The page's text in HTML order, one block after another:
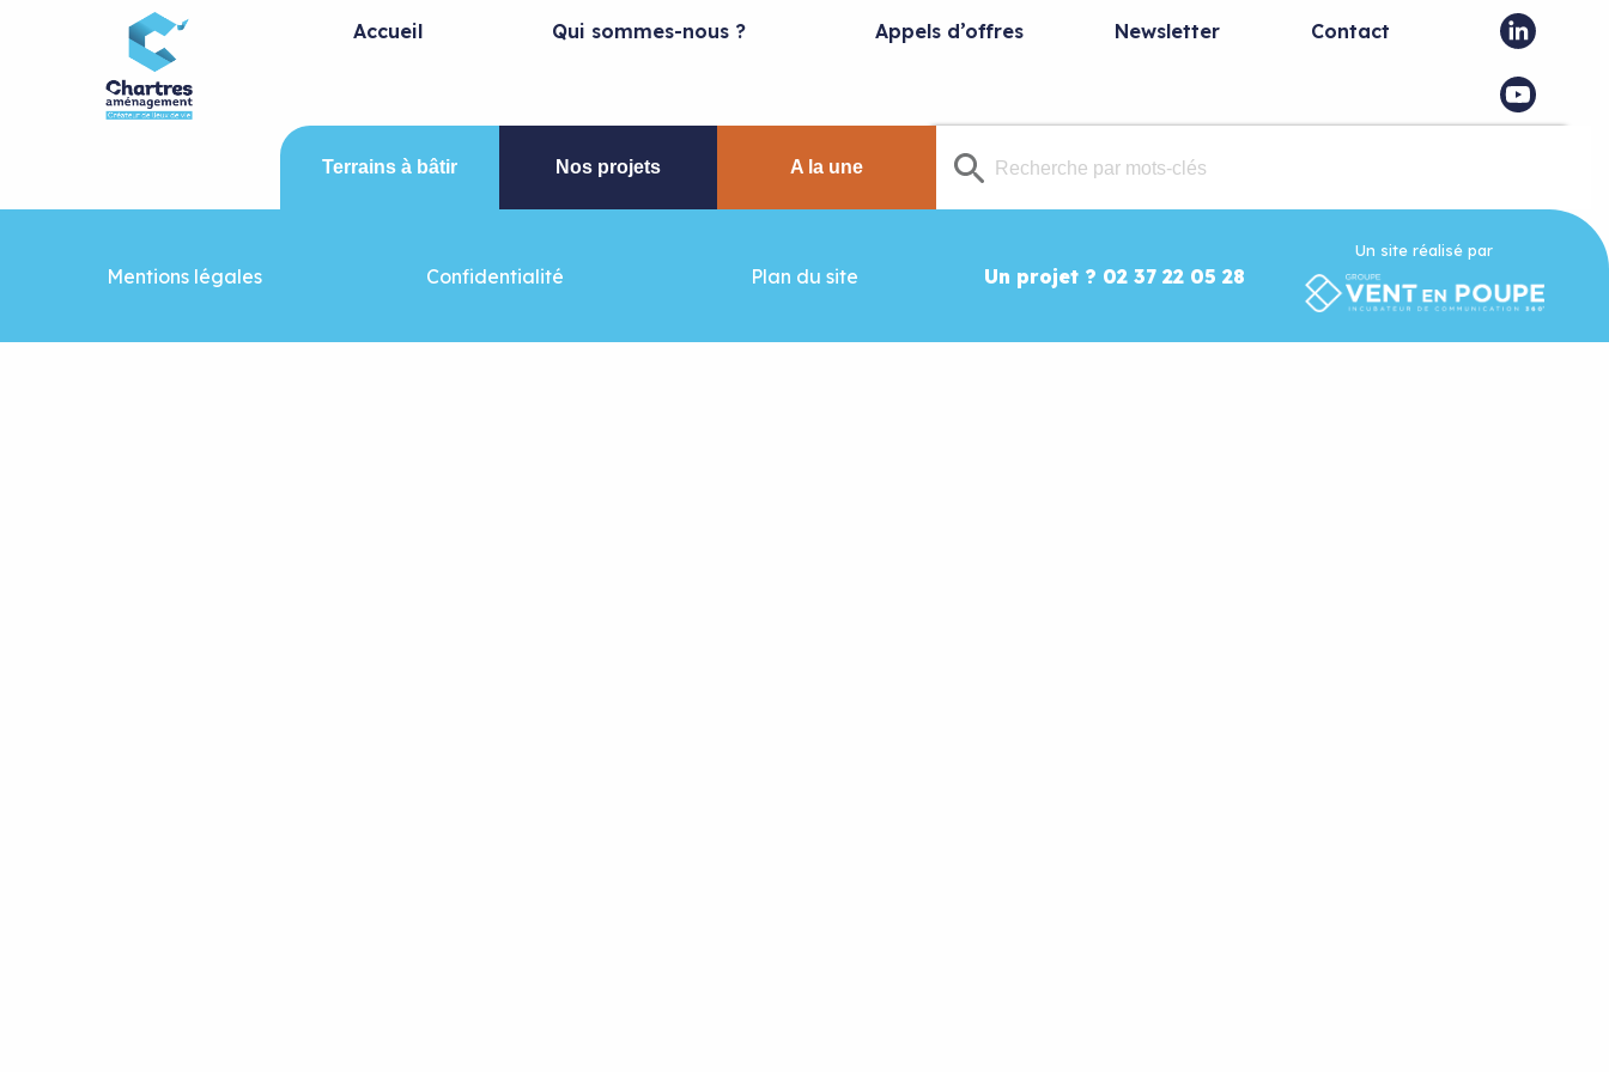
Accueil Qui sommes-nous ? Appels d’offres Newsletter Contact
Terrains à bâtir Nos projets A la une
Mentions légales Confidentialité Plan du site Un projet ? 02 37 22 05 28
Un site réalisé par
Panneau de gestion des cookies